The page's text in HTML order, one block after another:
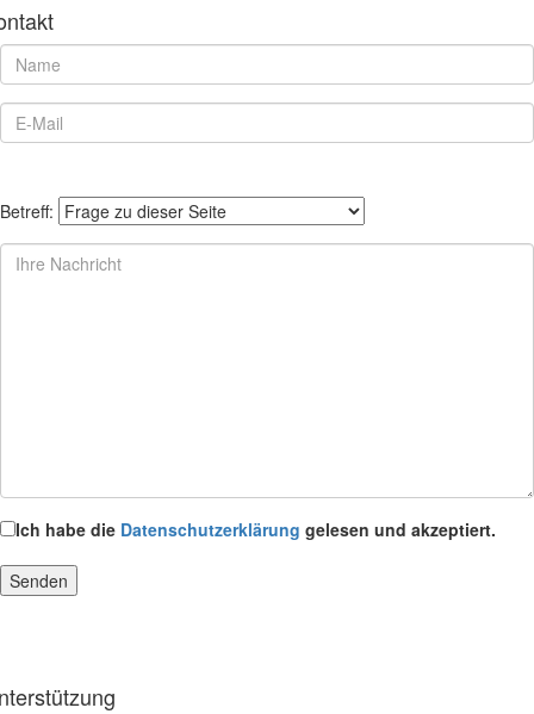
Betreff:
Ich habe die Datenschutzerklärung gelesen und akzeptiert.